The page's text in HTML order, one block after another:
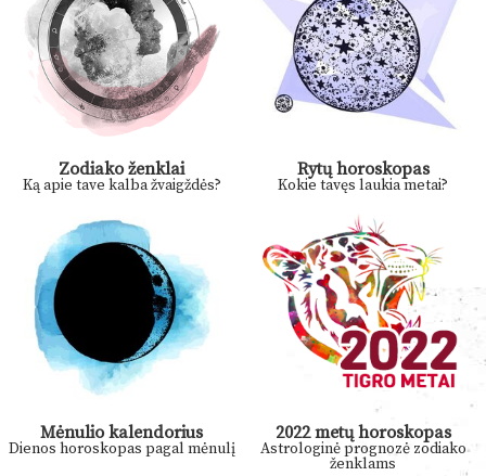
Zodiako ženklai
Ką apie tave kalba žvaigždės?
Rytų horoskopas
Kokie tavęs laukia metai?
Mėnulio kalendorius
Dienos horoskopas pagal mėnulį
2022 metų horoskopas
Astrologinė prognozė zodiako
ženklams